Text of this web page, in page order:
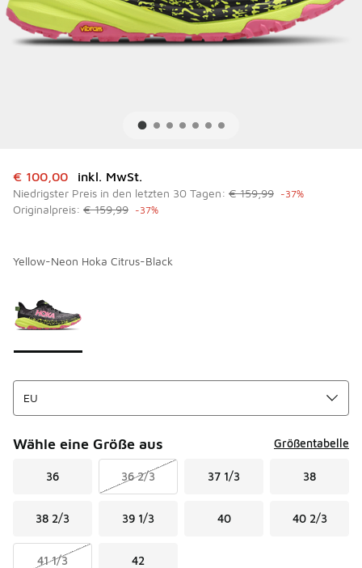
Dieser Artikel ist im Sale. Der Preis ist von auf € 100,00
€ 100,00 inkl. MwSt.
Niedrigster Preis in den letzten 30 Tagen: € 159,99 -37%
Originalpreis: € 159,99 -37%
Yellow-Neon Hoka Citrus-Black
Wähle eine Größe aus Größentabelle
36 36 2/3 37 1/3 38
38 2/3 39 1/3 40 40 2/3
41 1/3 42